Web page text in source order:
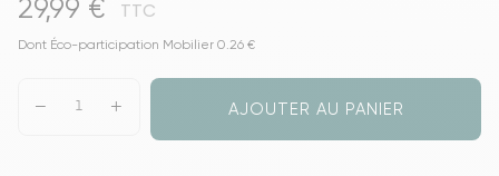
29,99 € TTC
Dont Éco-participation Mobilier 0.26 €
AJOUTER AU PANIER